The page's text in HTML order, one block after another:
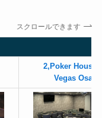
スクロールできます
2,Poker House
Vegas Osaka